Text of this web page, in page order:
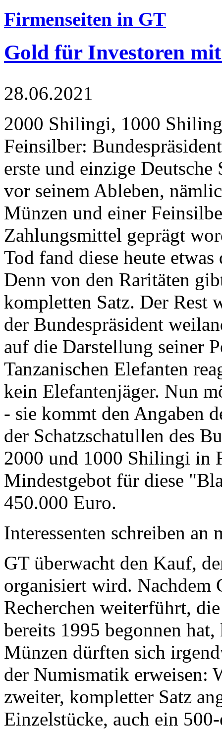
Firmenseiten in GT
Gold für Investoren
28.06.2021
2000 Shilingi, 1000
Feinsilber:
erste und einzige Deutsche
vor seinem Ableben,
Münzen und einer
Zahlungsmittel geprägt
Tod fand diese heute
Denn von den Raritäten
kompletten Satz. Der Rest
der Bundespräsident
auf die Darstellung seiner
Tanzanischen Elefanten
kein Elefantenjäger. Nun
- sie kommt den Angaben
der Schatzschatullen des
2000 und 1000 Shilingi in
Mindestgebot für diese
450.000 Euro.
Interessenten schreiben
GT überwacht den Kauf,
organisiert wird. Nachdem
Recherchen weiterführt,
bereits 1995 begonnen
Münzen dürften sich
der Numismatik erweisen:
zweiter, kompletter Satz
Einzelstücke, auch ein